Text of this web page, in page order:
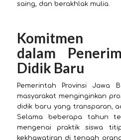
saing, dan berakhlak mulia.
Komitmen
dalam
Didik Baru
Pemerintah Provinsi Jawa
masyarakat menginginkan
didik baru yang transparan,
Selama beberapa tahun
mengenai praktik siswa
kekhawatiran di tengah